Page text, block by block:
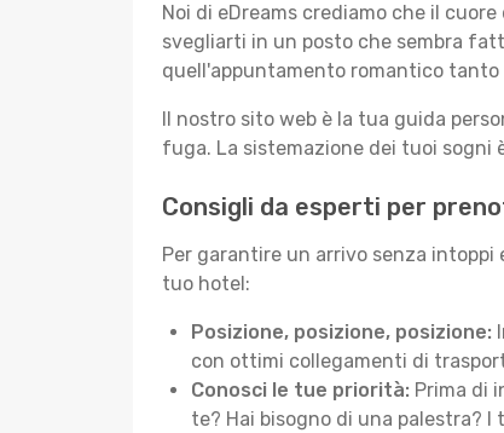
Noi di eDreams crediamo che il
svegliarti in un posto che sembra
quell'appuntamento romantico tanto
Il nostro sito web è la tua guida
fuga. La sistemazione dei tuoi sogni
Consigli da esperti per
Per garantire un arrivo senza
tuo hotel:
Posizione, posizione, posizione:
con ottimi collegamenti di
Conosci le tue priorità: Prima di
te? Hai bisogno di una palestra?